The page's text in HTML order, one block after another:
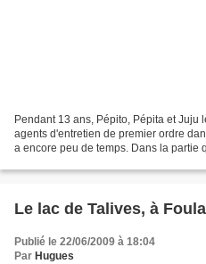
Pendant 13 ans, Pépito, Pépita et Juju
agents d'entretien de premier ordre
a encore peu de temps. Dans la partie
Le lac de Talives, à
Publié le 22/06/2009 à 18:04
Par Hugues